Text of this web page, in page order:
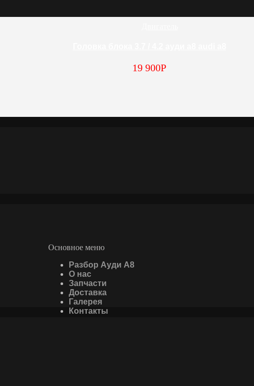
Основное меню
Разбор Ауди А8
О нас
Запчасти
Доставка
Галерея
Контакты
19 900Р